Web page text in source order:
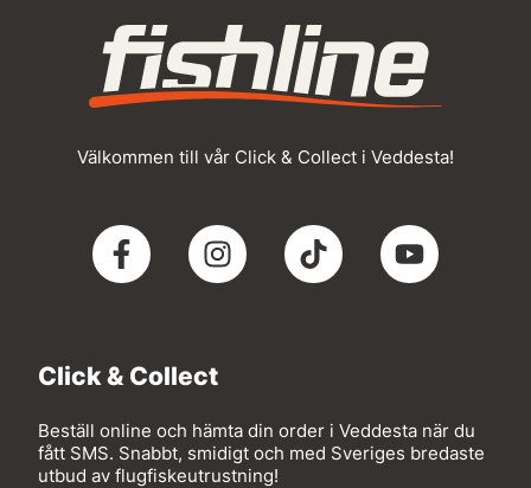
Välkommen till vår Click & Collect i Veddesta!
Click & Collect
Beställ online och hämta din order i Veddesta när du
fått SMS. Snabbt, smidigt och med Sveriges bredaste
utbud av flugfiskeutrustning!